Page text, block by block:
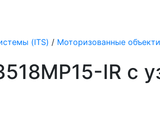
(ITS) / Моторизованные
IR с